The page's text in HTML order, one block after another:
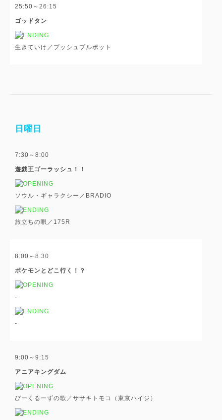
25:50～26:15
ゴッドタン
生きていけ／プッシュプルポット
日曜日
7:30～8:00
遊戯王ゴーラッシュ！！
ソウル・ギャラクシー／BRADIO
旅立ちの唄／175R
8:00～8:30
ポケモンとどこ行く！？
-
-
9:00～9:15
アニアキングダム
びーくるーずの歌／ササキトモコ（東京ハイジ）